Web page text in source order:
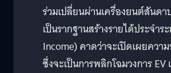
ร่วมเปลี่ยนผ่านเครื่องยนต์สันด
เป็นรากฐานสร้างรายได้ประจำร
Income) คาดว่าจะเปิดเผยควา
ซึ่งจะเป็นการพลิกโฉมวงการ EV